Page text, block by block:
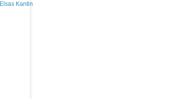
Elsas Kantin